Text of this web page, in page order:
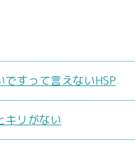
すって言えないHSP
キリがない